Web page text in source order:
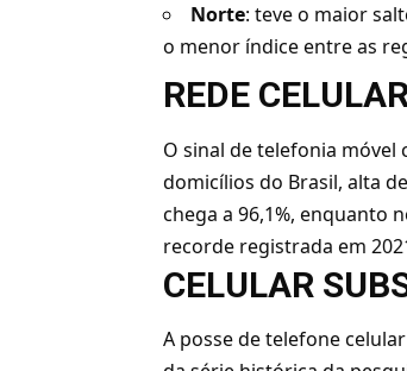
Norte: teve o maior
o menor índice entre as
REDE
O sinal de telefonia móvel
domicílios do Brasil, alta
chega a 96,1%, enquanto
recorde registrada em
CELULAR
A posse de telefone